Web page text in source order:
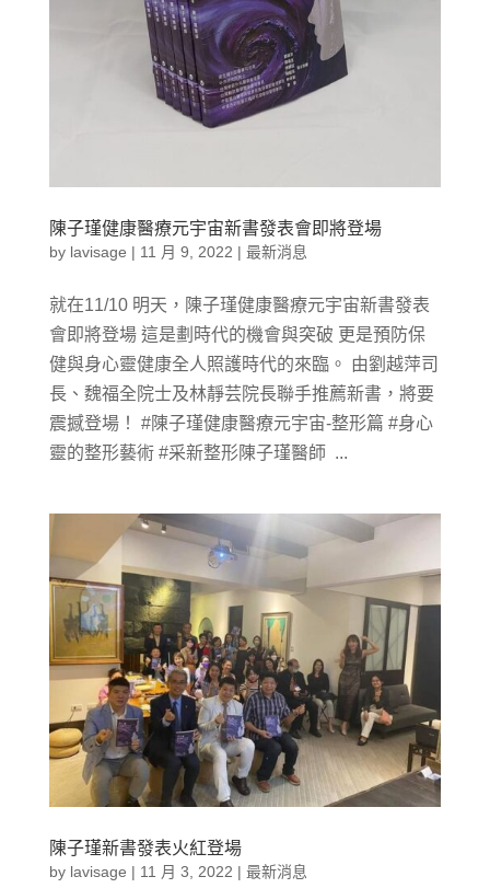
陳子瑾健康醫療元宇宙新書發表會即將登場
by lavisage | 11 月 9, 2022 | 最新消息
就在11/10 明天，陳子瑾健康醫療元宇宙新書發表
會即將登場 這是劃時代的機會與突破 更是預防保
健與身心靈健康全人照護時代的來臨。 由劉越萍司
長、魏福全院士及林靜芸院長聯手推薦新書，將要
震撼登場！ #陳子瑾健康醫療元宇宙-整形篇 #身心
靈的整形藝術 #采新整形陳子瑾醫師 ...
陳子瑾新書發表火紅登場
by lavisage | 11 月 3, 2022 | 最新消息